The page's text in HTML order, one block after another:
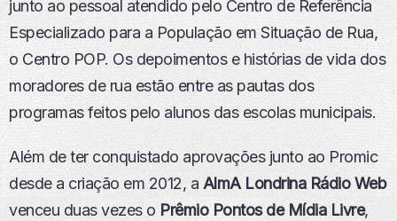
junto ao pessoal atendido pelo Centro de Referência
Especializado para a População em Situação de Rua,
o Centro POP. Os depoimentos e histórias de vida dos
moradores de rua estão entre as pautas dos
programas feitos pelo alunos das escolas municipais.
Além de ter conquistado aprovações junto ao Promic
desde a criação em 2012, a AlmA Londrina Rádio Web
venceu duas vezes o Prêmio Pontos de Mídia Livre,